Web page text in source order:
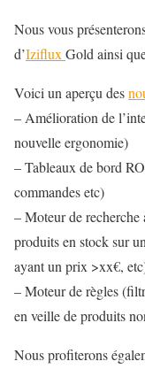
Nous vous
d’Iziflux Gold ainsi
Voici un aperçu des
– Amélioration de
nouvelle ergonomie)
– Tableaux de bord
commandes etc)
– Moteur de recherche
produits en stock sur
ayant un prix >xx€,
– Moteur de règles
en veille de produits
Nous profiterons